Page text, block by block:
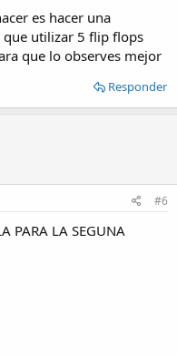
es hacer una
que utilizar 5 flip flops
que lo observes mejor
Responder
#6
PARA LA SEGUNA